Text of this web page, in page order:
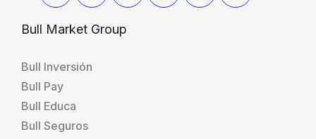
Bull Market Group
Bull Inversión
Bull Pay
Bull Educa
Bull Seguros